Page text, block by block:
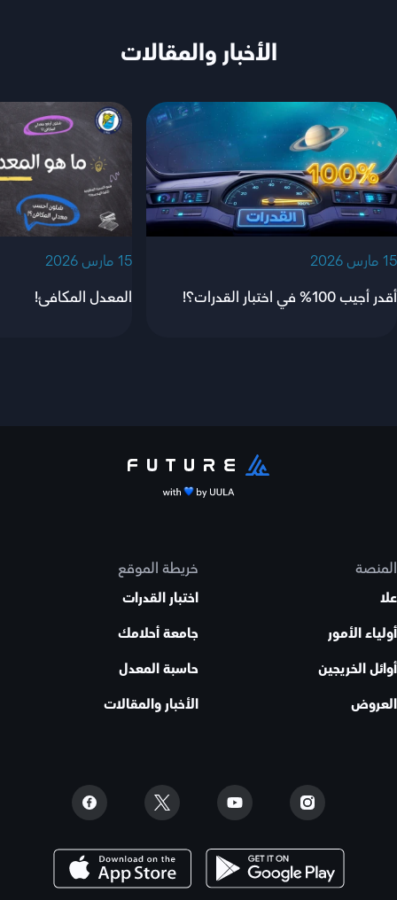
الأخبار والمقالات
‫15 مارس 2026‬
أقدر أجيب 100% في اختبار القدرات؟!
‫15 مارس 2026‬
المعدل المكافئ!
المنصة
علا
أولياء الأمور
أوائل الخريجين
العروض
خريطة الموقع
اختبار القدرات
جامعة أحلامك
حاسبة المعدل
الأخبار والمقالات